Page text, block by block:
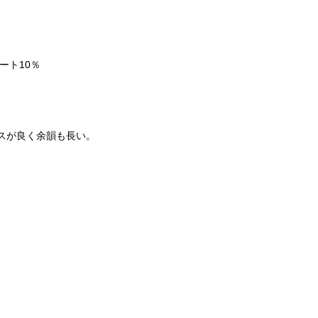
ト10％
良く余韻も長い。